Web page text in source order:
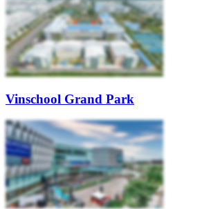
Vinschool Grand Park